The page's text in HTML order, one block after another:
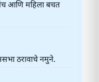
आणि महिला बचत
ठरावाचे नमुने.